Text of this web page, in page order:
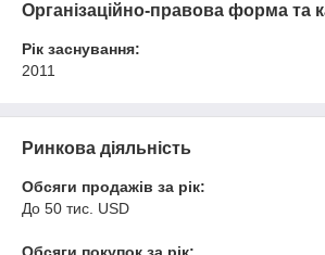
Організаційно-правова форма та
Рік заснування:
2011
Ринкова діяльність
Обсяги продажів за рік:
До 50 тис. USD